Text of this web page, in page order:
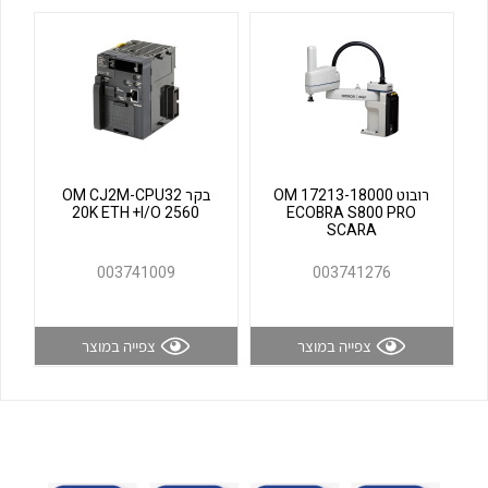
לכל מוצרי היצרן לכל מוצרי היצרן
רובוט OM 17213-18000
ECOBRA S800 PRO
SCARA
003741276
צפייה במוצר
בקר OM CJ2M-CPU32
20K ETH +I/O 2560
003741009
צפייה במוצר